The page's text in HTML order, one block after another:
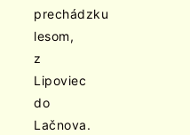
prechádzku
lesom,
z
Lipoviec
do
Lačnova.